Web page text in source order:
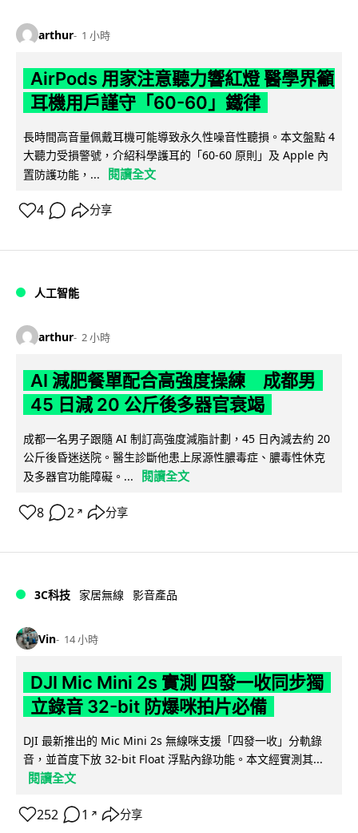
arthur 1 小時
AirPods 用家注意聽力響紅燈 醫學界籲
耳機用戶謹守「60-60」鐵律
長時間高音量佩戴耳機可能導致永久性噪音性聽損。本文盤點 4
大聽力受損警號，介紹科學護耳的「60-60 原則」及 Apple 內
置防護功能，...
閱讀全文
4 分享
人工智能
arthur 2 小時
AI 減肥餐單配合高強度操練 成都男
45 日減 20 公斤後多器官衰竭
成都一名男子跟隨 AI 制訂高強度減脂計劃，45 日內減去約 20
公斤後昏迷送院。醫生診斷他患上尿源性膿毒症、膿毒性休克
及多器官功能障礙。...
閱讀全文
8 2 ↗ 分享
3C科技 家居無線 影音產品
Vin 14 小時
DJI Mic Mini 2s 實測 四發一收同步獨
立錄音 32-bit 防爆咪拍片必備
DJI 最新推出的 Mic Mini 2s 無線咪支援「四發一收」分軌錄
音，並首度下放 32-bit Float 浮點內錄功能。本文經實測其...
閱讀全文
252 1 ↗ 分享